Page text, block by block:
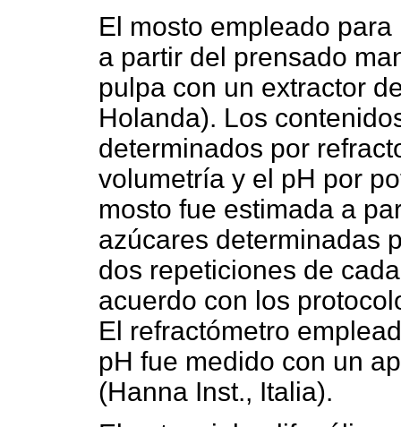
El mosto empleado
a partir del prensado
pulpa con un extractor
Holanda). Los
determinados por
volumetría y el pH por
mosto fue estimada a
azúcares determinadas
dos repeticiones de
acuerdo con los
El refractómetro
pH fue medido con un
(Hanna Inst., Italia).